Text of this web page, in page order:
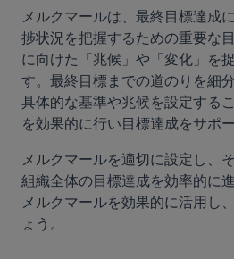
メルクマールは、最終目標達成
捗状況を把握するための重要な
に向けた「兆候」や「変化」を
す。最終目標までの道のりを細
具体的な基準や兆候を設定する
を効果的に行い目標達成をサポ
メルクマールを適切に設定し、
組織全体の目標達成を効率的に
メルクマールを効果的に活用し
ょう。